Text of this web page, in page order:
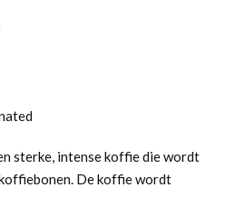
sterke, intense koffie die wordt
De koffie wordt